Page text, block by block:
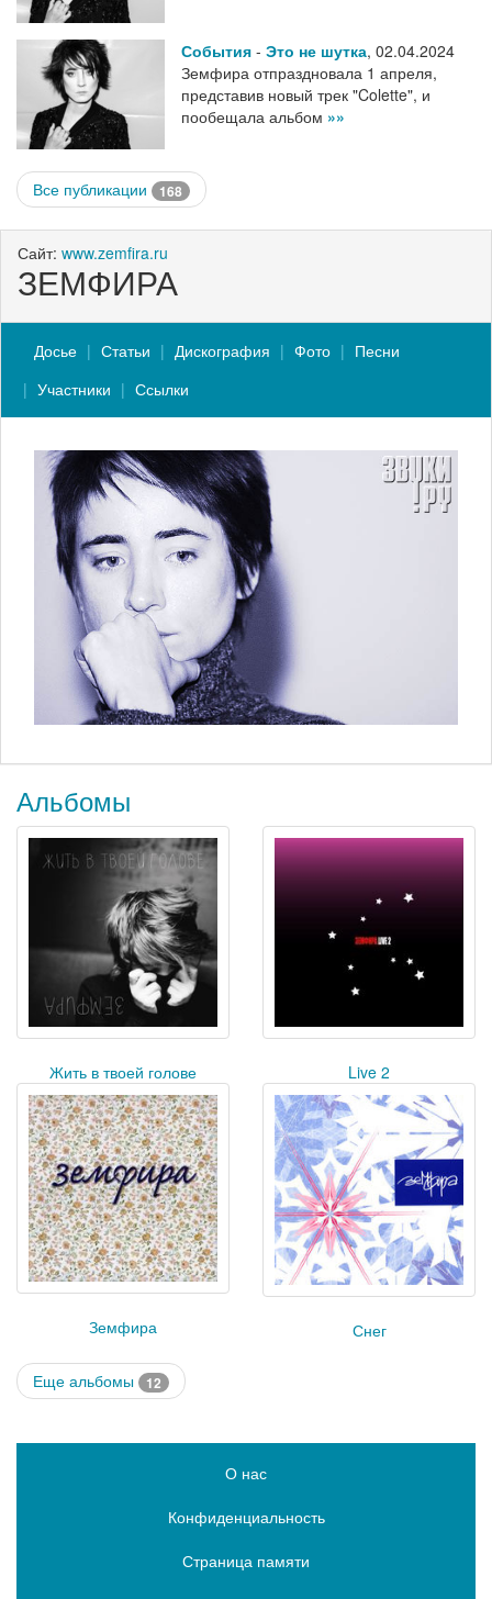
События - Это не шутка, 02.04.2024
Земфира отпраздновала 1 апреля,
представив новый трек "Colette", и
пообещала альбом »»
Все публикации 168
Сайт: www.zemfira.ru
ЗЕМФИРА
Досье Статьи Дискография Фото
Песни
Участники
Ссылки
Альбомы
Жить в твоей голове Live 2
Земфира Снег
Еще альбомы 12
О нас
Конфиденциальность
Страница памяти